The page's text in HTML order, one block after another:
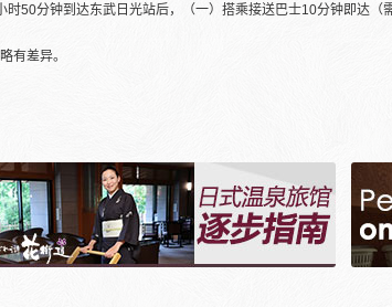
时50分钟到达东武日光站后，（一）搭乘接送巴士10分钟即达
有差异。